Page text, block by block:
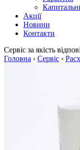
Акції
Новини
Контакти
Сервіс за якість
Головна › Сервіс ›